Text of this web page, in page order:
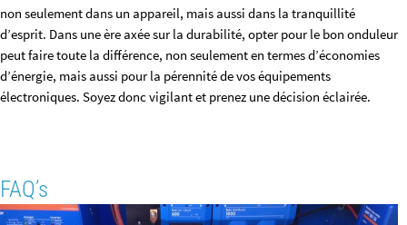
non seulement dans un appareil, mais aussi dans la tranquillité
d’esprit. Dans une ère axée sur la durabilité, opter pour le bon onduleur
peut faire toute la différence, non seulement en termes d’économies
d’énergie, mais aussi pour la pérennité de vos équipements
électroniques. Soyez donc vigilant et prenez une décision éclairée.
FAQ’s